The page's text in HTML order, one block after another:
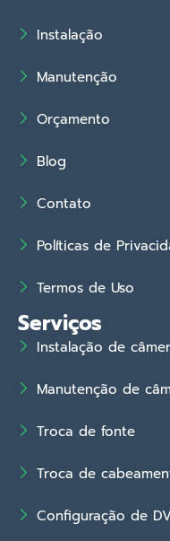
Instalação
Manutenção
Orçamento
Blog
Contato
Políticas de
Termos de Uso
Serviços
Instalação de
Manutenção de
Troca de fonte
Troca de
Configuração de